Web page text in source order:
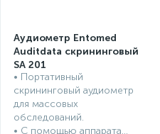
Аудиометр Entomed
Auditdata скрининговый
SA 201
Скрининговые аудиометры
• Портативный
скрининговый аудиометр
для массовых
обследований.
• С помощью аппарата...